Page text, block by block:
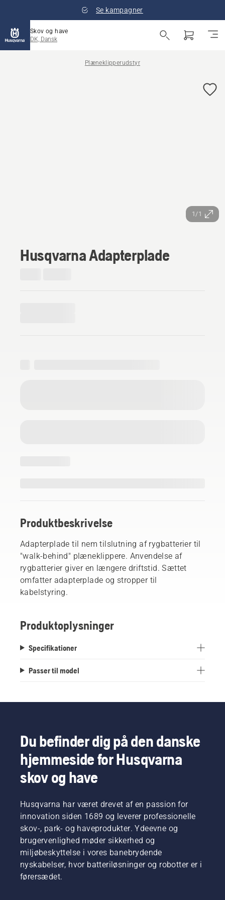
Se kampagner
Skov og have
DK, Dansk
Plæneklipperudstyr
1/1
Husqvarna Adapterplade
Produktbeskrivelse
Adapterplade til nem tilslutning af rygbatterier til
"walk-behind" plæneklippere. Anvendelse af
rygbatterier giver en længere driftstid. Sættet
omfatter adapterplade og stropper til
kabelstyring.
Produktoplysninger
Specifikationer
Passer til model
Du befinder dig på den danske
hjemmeside for Husqvarna
skov og have
Husqvarna har været drevet af en passion for
innovation siden 1689 og leverer professionelle
skov-, park- og haveprodukter. Ydeevne og
brugervenlighed møder sikkerhed og
miljøbeskyttelse i vores banebrydende
nyskabelser, hvor batteriløsninger og robotter er i
førersædet.